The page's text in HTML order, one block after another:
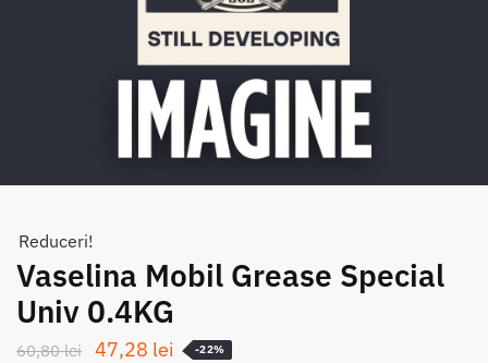
Reduceri!
Vaselina Mobil Grease Special
Univ 0.4KG
60,80lei Prețul
47,28 lei Prețul
-22%